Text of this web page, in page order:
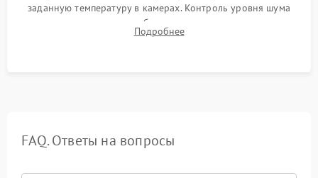
заданную температуру в камерах. Контроль уровня шума
компрессора, отсутствия обмерзания стенок и корректного
срабатывания системы автоматической оттайки.
Подробнее
FAQ. Ответы на вопросы